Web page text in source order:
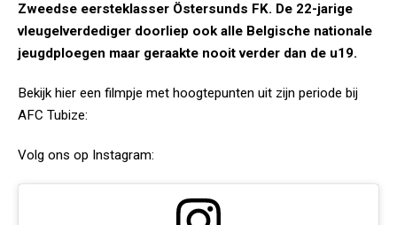
Zweedse eersteklasser Östersunds FK. De 22-jarige
vleugelverdediger doorliep ook alle Belgische nationale
jeugdploegen maar geraakte nooit verder dan de u19.
Bekijk hier een filmpje met hoogtepunten uit zijn periode bij
AFC Tubize:
Volg ons op Instagram: